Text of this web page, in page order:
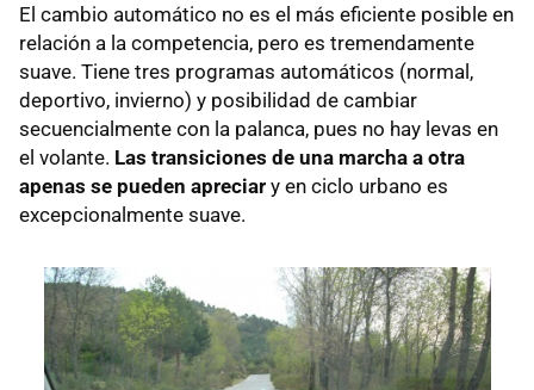
El cambio automático no es el más eficiente posible en
relación a la competencia, pero es tremendamente
suave. Tiene tres programas automáticos (normal,
deportivo, invierno) y posibilidad de cambiar
secuencialmente con la palanca, pues no hay levas en
el volante. Las transiciones de una marcha a otra
apenas se pueden apreciar y en ciclo urbano es
excepcionalmente suave.